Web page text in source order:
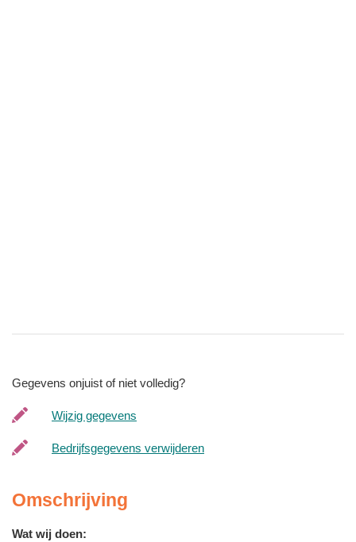
Gegevens onjuist of niet volledig?
Wijzig gegevens
Bedrijfsgegevens verwijderen
Omschrijving
Wat wij doen: